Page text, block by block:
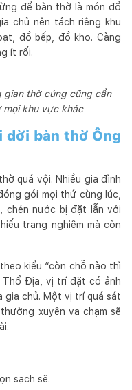
để bàn thờ là món đồ
chủ nên tách riêng khu
đồ bếp, đồ kho. Càng
ít rối.
gian thờ cúng cũng cần
khu vực khác
dời bàn thờ Ông
quá vội. Nhiều gia đình
gói mọi thứ cùng lúc,
chén nước bị đặt lẫn với
trang nghiêm mà còn
kiểu “còn chỗ nào thì
Thổ Địa, vị trí đặt có ảnh
gia chủ. Một vị trí quá sát
xuyên va chạm sẽ
sạch sẽ.